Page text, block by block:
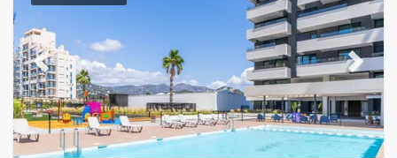
Previous Next